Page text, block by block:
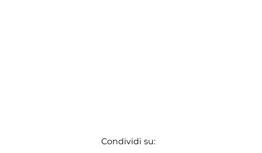
Condividi su: